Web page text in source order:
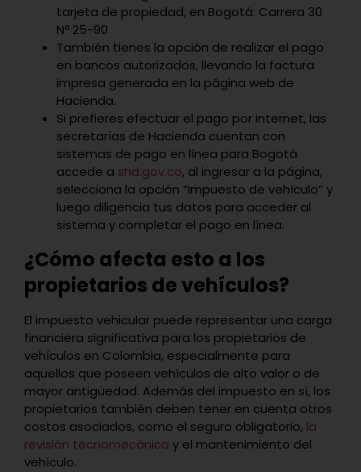
tarjeta de propiedad, en Bogotá: Carrera 30
Nº 25-90
También tienes la opción de realizar el pago
en bancos autorizados, llevando la factura
impresa generada en la página web de
Hacienda.
Si prefieres efectuar el pago por internet, las
secretarías de Hacienda cuentan con
sistemas de pago en línea para Bogotá
accede a shd.gov.co, al ingresar a la página,
selecciona la opción “Impuesto de vehículo” y
luego diligencia tus datos para acceder al
sistema y completar el pago en línea.
¿Cómo afecta esto a los
propietarios de vehículos?
El impuesto vehicular puede representar una carga
financiera significativa para los propietarios de
vehículos en Colombia, especialmente para
aquellos que poseen vehículos de alto valor o de
mayor antigüedad. Además del impuesto en sí, los
propietarios también deben tener en cuenta otros
costos asociados, como el seguro obligatorio, la
revisión tecnomecánica y el mantenimiento del
vehículo.